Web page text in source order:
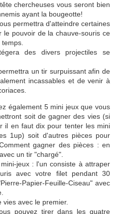
chercheuses vous seront bien
ayant la bougeotte!
permettra d'atteindre certaines
le pouvoir de la chauve-souris ce
des divers projectiles se
un tir surpuissant afin de
incassables et de venir à
également 5 mini jeux que vous
soit de gagner des vies (si
il en faut dix pour tenter les mini
1up) soit d'autres pièces pour
gagner des pièces : en
un tir "chargé".
jeux : l'un consiste à attraper
avec votre filet pendant 30
Papier-Feuille-Ciseau" avec
avec le premier.
pouvez tirer dans les quatre